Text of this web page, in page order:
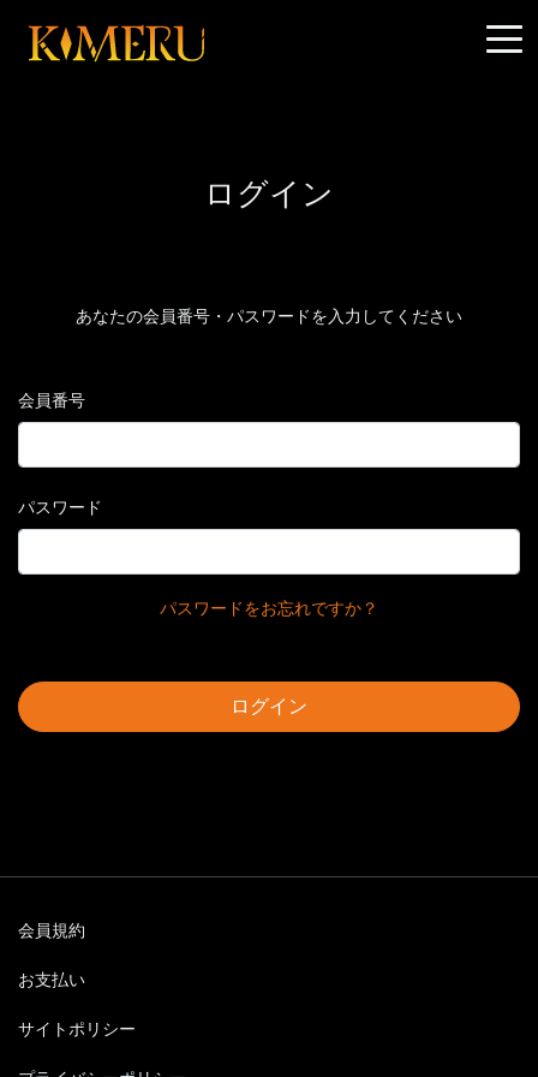
ログイン
あなたの会員番号・パスワードを入力してください
会員番号
パスワード
パスワードをお忘れですか？
ログイン
会員規約
お支払い
サイトポリシー